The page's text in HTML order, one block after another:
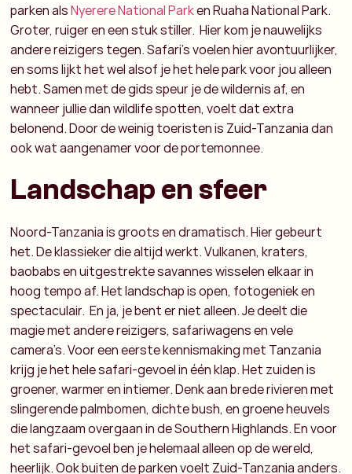
parken alsNyerere National Parken Ruaha National Park.
Groter, ruiger en een stuk stiller. Hier kom je nauwelijks
andere reizigers tegen. Safari’s voelen hier avontuurlijker,
en soms lijkt het wel alsof je het hele park voor jou alleen
hebt. Samen met de gids speur je de wildernis af, en
wanneer jullie dan wildlife spotten, voelt dat extra
belonend. Door de weinig toeristen is Zuid-Tanzania dan
ook wat aangenamer voor de portemonnee.
Landschap en sfeer
Noord-Tanzania is groots en dramatisch. Hier gebeurt
het. De klassieker die altijd werkt. Vulkanen, kraters,
baobabs en uitgestrekte savannes wisselen elkaar in
hoog tempo af. Het landschap is open, fotogeniek en
spectaculair. En ja, je bent er niet alleen. Je deelt die
magie met andere reizigers, safariwagens en vele
camera’s. Voor een eerste kennismaking met Tanzania
krijg je het hele safari-gevoel in één klap. Het zuiden is
groener, warmer en intiemer. Denk aan brede rivieren met
slingerende palmbomen, dichte bush, en groene heuvels
die langzaam overgaan in de Southern Highlands. En voor
het safari-gevoel ben je helemaal alleen op de wereld,
heerlijk. Ook buiten de parken voelt Zuid-Tanzania anders.